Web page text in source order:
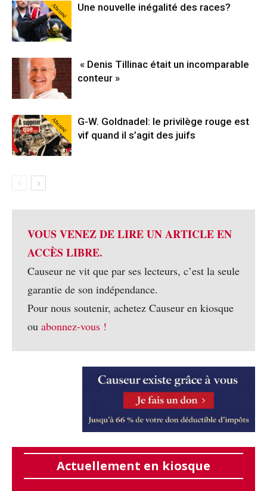
Abonné Une nouvelle inégalité des races?
« Denis Tillinac était un incomparable
conteur »
Abonné
G-W. Goldnadel: le privilège rouge est
vif quand il s’agit des juifs
VOUS VENEZ DE LIRE UN ARTICLE EN
ACCÈS LIBRE.
Causeur ne vit que par ses lecteurs, c’est la seule
garantie de son indépendance.
Pour nous soutenir, achetez Causeur en kiosque
ou abonnez-vous !
Actuellement en kiosque